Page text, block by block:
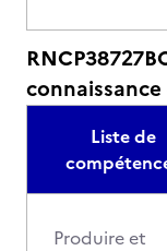
Liste de
Produire et